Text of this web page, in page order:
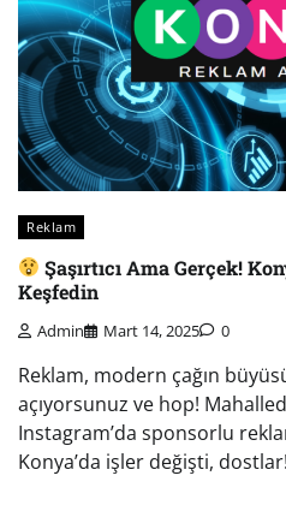
Reklam
Şaşırtıcı Ama Gerçek!
Keşfedin
Admin Mart 14, 2025 0
Reklam, modern çağın
açıyorsunuz ve hop!
Instagram’da sponsorlu
Konya’da işler değişti,